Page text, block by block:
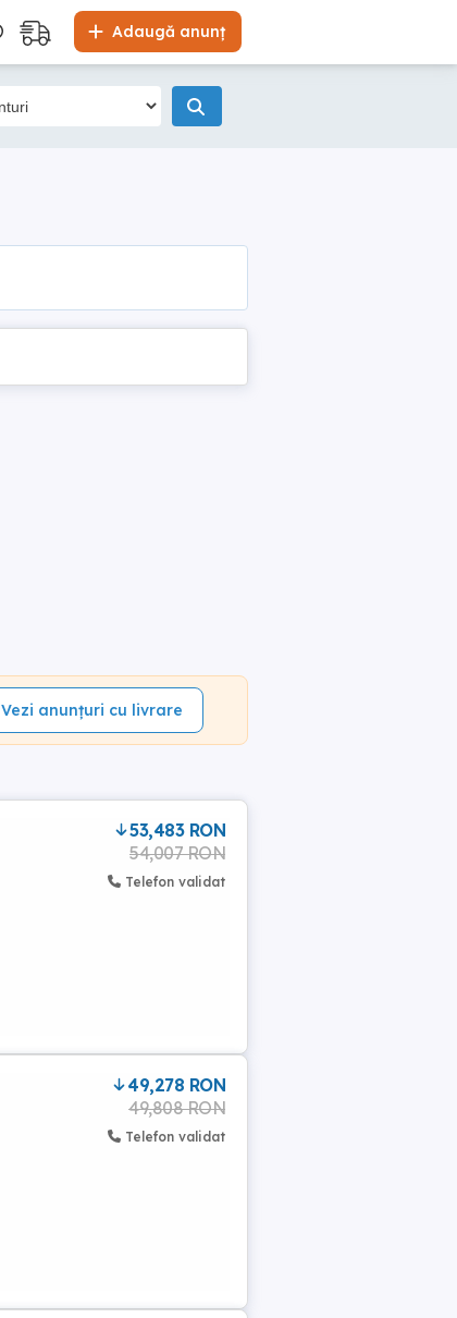
Adaugă anunț
Vezi anunțuri cu livrare
53,483 RON
54,007 RON
Telefon validat
49,278 RON
49,808 RON
Telefon validat